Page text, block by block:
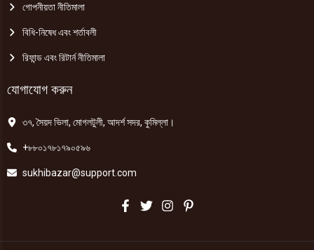
গোপনীয়তা নীতিমালা
বিধি-নিষেধ এবং শর্তাবলী
রিফান্ড এবং রিটার্ন নীতিমালা
যোগাযোগ করুন
৩৭, সৈয়দ ভিলা, মোগলটুলী, আদর্শ সদর, কুমিল্লা।
+৮৮০১৭৮১৭৯০৫৯৬
sukhibazar@support.com